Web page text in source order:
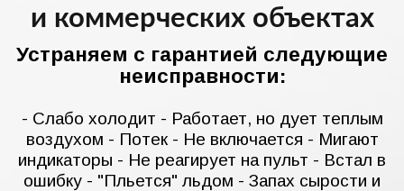
и коммерческих объектах
Устраняем с гарантией следующие
неисправности:
- Слабо холодит - Работает, но дует теплым
воздухом - Потек - Не включается - Мигают
индикаторы - Не реагирует на пульт - Встал в
ошибку - "Пльется" льдом - Запах сырости и